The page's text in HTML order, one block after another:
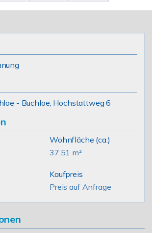
- Buchloe, Hochstattweg 6
Wohnfläche (ca.)
37,51 m²
Kaufpreis
Preis auf Anfrage